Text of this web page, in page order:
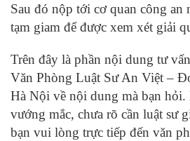
Sau đó nộp tới cơ quan công an
tạm giam để được xem xét giải
Trên đây là phần nội dung tư
Văn Phòng Luật Sư An Việt –
Hà Nội về nội dung mà bạn hỏi.
vướng mắc, chưa rõ cần luật sư
bạn vui lòng trực tiếp đến văn